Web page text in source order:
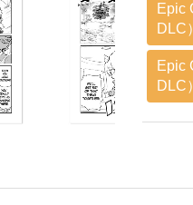
Epic
DLC）
Epic
DLC）